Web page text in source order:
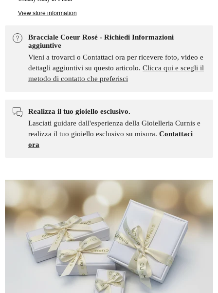
View store information
Bracciale Coeur Rosé - Richiedi Informazioni
aggiuntive
Vieni a trovarci o Contattaci ora per ricevere foto, video e
dettagli aggiuntivi su questo articolo. Clicca qui e scegli il
metodo di contatto che preferisci
Realizza il tuo gioiello esclusivo.
Lasciati guidare dall'esperienza della Gioielleria Curnis e
realizza il tuo gioiello esclusivo su misura. Contattaci
ora